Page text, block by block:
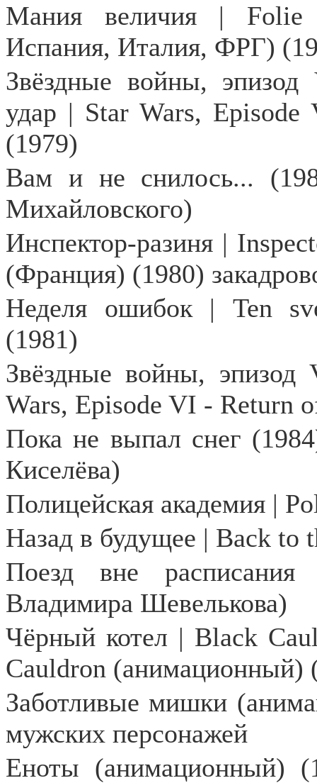
Мания величия | Folie
Испания, Италия, ФРГ)
Звёздные войны, эпизод
удар | Star Wars, Episode
(1979)
Вам и не снилось...
Михайловского)
Инспектор-разиня |
(Франция) (1980)
Неделя ошибок | Ten
(1981)
Звёздные войны, эпизод
Wars, Episode VI - Return
Пока не выпал снег
Киселёва)
Полицейская академия |
Назад в будущее | Back
Поезд вне
Владимира Шевелькова)
Чёрный котел | Black
Cauldron
Заботливые мишки
мужских персонажей
Еноты (анимационный)